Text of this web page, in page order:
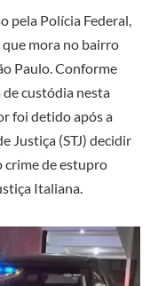
pela Polícia Federal,
mora no bairro
Paulo. Conforme
custódia nesta
foi detido após a
Justiça (STJ) decidir
crime de estupro
Italiana.